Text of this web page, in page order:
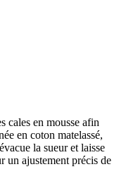
cales en mousse afin
en coton matelassé,
la sueur et laisse
un ajustement précis de